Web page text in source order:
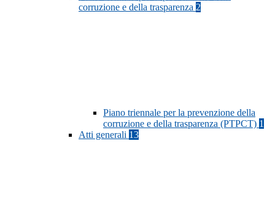
corruzione e della trasparenza 2
Piano triennale per la prevenzione della
corruzione e della trasparenza (PTPCT) 1
Atti generali 13